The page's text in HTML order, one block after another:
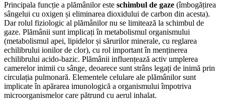
Principala funcție a plămânilor este schimbul de gaze (îmbogățirea
sângelui cu oxigen și eliminarea dioxidului de carbon din acesta).
Dar rolul fiziologic al plămânilor nu se limitează la schimbul de
gaze. Plămânii sunt implicați în metabolismul organismului
(metabolismul apei, lipidelor și sărurilor minerale, cu reglarea
echilibrului ionilor de clor), cu rol important în menținerea
echilibrului acido-bazic. Plămânii influențează activ umplerea
camerelor inimii cu sânge, deoarece sunt strâns legați de inimă prin
circulația pulmonară. Elementele celulare ale plămânilor sunt
implicate în apărarea imunologică a organismului împotriva
microorganismelor care pătrund cu aerul inhalat.